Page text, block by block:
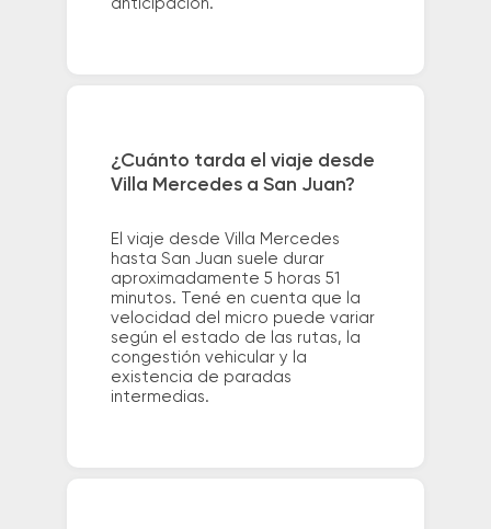
anticipación.
¿Cuánto tarda el viaje desde
Villa Mercedes a San Juan?
El viaje desde Villa Mercedes
hasta San Juan suele durar
aproximadamente 5 horas 51
minutos. Tené en cuenta que la
velocidad del micro puede variar
según el estado de las rutas, la
congestión vehicular y la
existencia de paradas
intermedias.